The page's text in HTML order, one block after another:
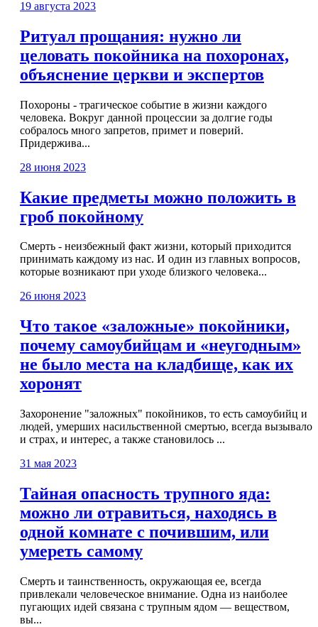
19 августа 2023
Ритуал прощания: нужно ли
целовать покойника на похоронах,
объяснение церкви и экспертов
Похороны - трагическое событие в жизни каждого
человека. Вокруг данной процессии за долгие годы
собралось много запретов, примет и поверий.
Придержива...
28 июня 2023
Какие предметы можно положить в
гроб покойному
Смерть - неизбежный факт жизни, который приходится
принимать каждому из нас. И один из главных вопросов,
которые возникают при уходе близкого человека...
26 июня 2023
Что такое «заложные» покойники,
почему самоубийцам и «неугодным»
не было места на кладбище, как их
хоронят
Захоронение "заложных" покойников, то есть самоубийц и
людей, умерших насильственной смертью, всегда вызывало
и страх, и интерес, а также становилось ...
31 мая 2023
Тайная опасность трупного яда:
можно ли отравиться, находясь в
одной комнате с почившим, или
умереть самому
Смерть и таинственность, окружающая ее, всегда
привлекали человеческое внимание. Одна из наиболее
пугающих идей связана с трупным ядом — веществом,
вы...